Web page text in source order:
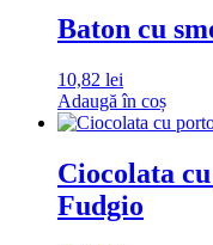
Baton cu
10,82 lei
Adaugă în coș
Ciocolata
Fudgio